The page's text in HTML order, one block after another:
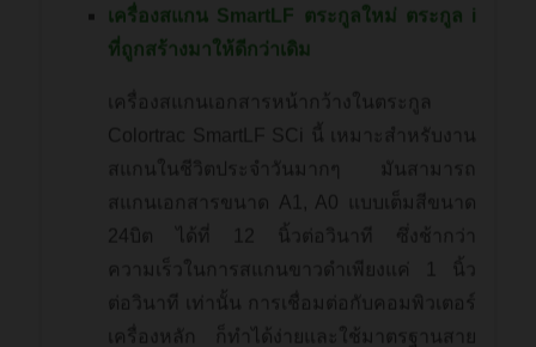
เครื่องสแกน SmartLF ตระกูลใหม่ ตระกูล i
ที่ถูกสร้างมาให้ดีกว่าเดิม
เครื่องสแกนเอกสารหน้ากว้างในตระกูล
Colortrac SmartLF SCi นี้ เหมาะสำหรับงาน
สแกนในชีวิตประจำวันมากๆ มันสามารถ
สแกนเอกสารขนาด A1, A0 แบบเต็มสีขนาด
24บิต ได้ที่ 12 นิ้วต่อวินาที ซึ่งช้ากว่า
ความเร็วในการสแกนขาวดำเพียงแค่ 1 นิ้ว
ต่อวินาที เท่านั้น การเชื่อมต่อกับคอมพิวเตอร์
เครื่องหลัก ก็ทำได้ง่ายและใช้มาตรฐานสาย